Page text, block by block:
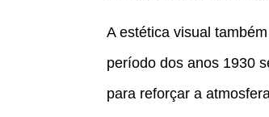
A estética visual
período dos anos 1930
para reforçar a